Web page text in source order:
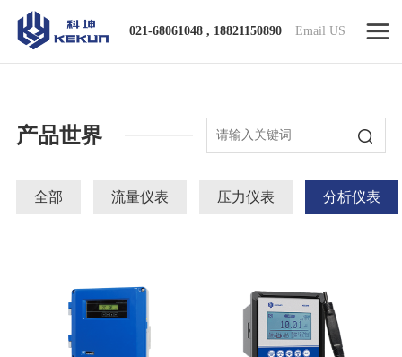
021-68061048 , 18821150890 Email US
产品世界
全部 流量仪表 压力仪表 分析仪表